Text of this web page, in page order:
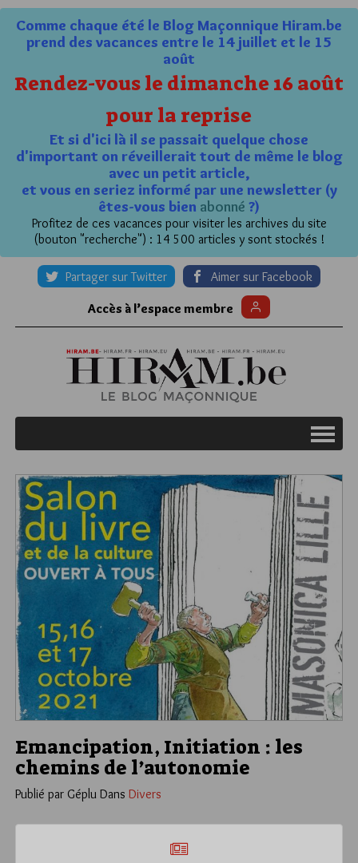
Comme chaque été le Blog Maçonnique Hiram.be
prend des vacances entre le 14 juillet et le 15
août
Rendez-vous le dimanche 16 août
pour la reprise
Et si d'ici là il se passait quelque chose
d'important on réveillerait tout de même le blog
avec un petit article,
et vous en seriez informé par une newsletter (y
êtes-vous bien abonné ?)
Profitez de ces vacances pour visiter les archives du site
(bouton "recherche") : 14 500 articles y sont stockés !
Partager sur Twitter Aimer sur Facebook
Accès à l’espace membre
Emancipation, Initiation : les
chemins de l’autonomie
Publié par Géplu Dans Divers